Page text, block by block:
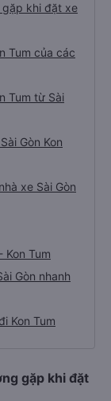
khi đặt xe
Tum của các
Tum từ Sài
Gòn Kon
xe Sài Gòn
Kon Tum
Gòn nhanh
Kon Tum
gặp khi đặt